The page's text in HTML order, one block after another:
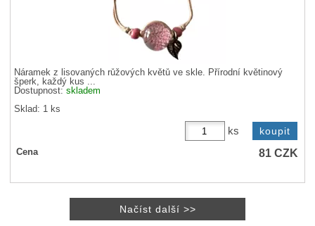
Náramek z lisovaných růžových květů ve skle. Přírodní květinový
šperk, každý kus ...
Dostupnost:skladem
Sklad: 1 ks
ks
Cena 81CZK